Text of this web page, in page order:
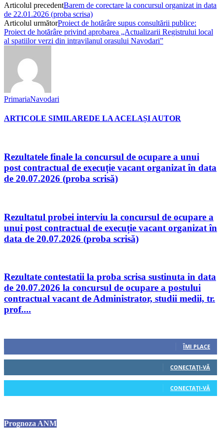
Articolul precedentBarem de corectare la concursul organizat in data
de 22.01.2026 (proba scrisa)
Articolul următorProiect de hotărâre supus consultării publice:
Proiect de hotărâre privind aprobarea „Actualizarii Registrului local
al spatiilor verzi din intravilanul orasului Navodari”
PrimariaNavodari
ARTICOLE SIMILAREDE LA ACELAȘI AUTOR
Rezultatele finale la concursul de ocupare a unui
post contractual de execuție vacant organizat în data
de 20.07.2026 (proba scrisă)
Rezultatul probei interviu la concursul de ocupare a
unui post contractual de execuție vacant organizat în
data de 20.07.2026 (proba scrisă)
Rezultate contestatii la proba scrisa sustinuta in data
de 20.07.2026 la concursul de ocupare a postului
contractual vacant de Administrator, studii medii, tr.
prof....
ÎMI PLACE
CONECTAȚI-VĂ
CONECTAȚI-VĂ
Prognoza ANM